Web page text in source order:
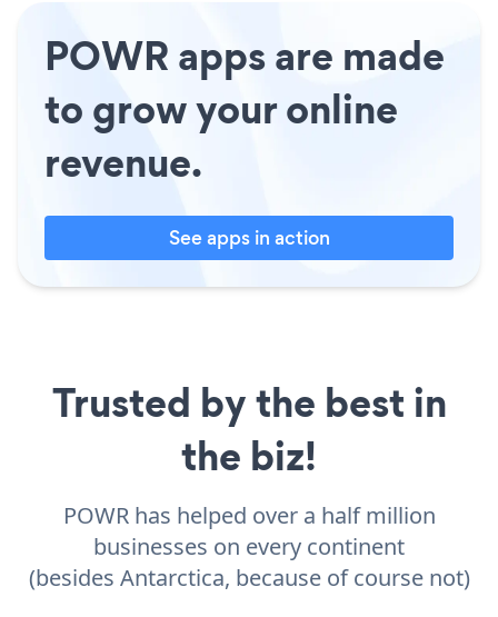
POWR apps are made
to grow your online
revenue.
See apps in action
Trusted by the best in
the biz!
POWR has helped over a half million
businesses on every continent
(besides Antarctica, because of course not)